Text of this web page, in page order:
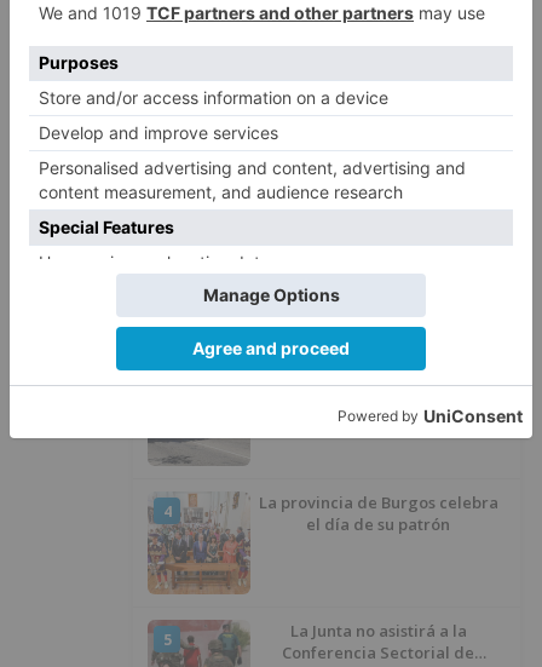
1
Felix Gall ganador de la Vuelta a
2
San Pablo Burgos incorpora al
3
Esperar al autobús en el HUBU es
4
La provincia de Burgos celebra
el día de su patrón
5
La Junta no asistirá a la
Conferencia Sectorial de